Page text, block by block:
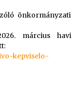
önkormányzati
március havi
kepviselo-